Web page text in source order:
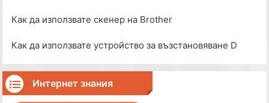
Как да използвате скенер на Brother
Как да използвате устройство за възстановяване D
Интернет знания